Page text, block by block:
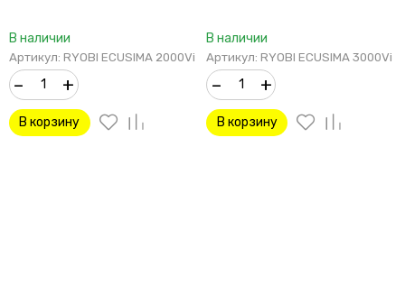
В наличии
Артикул: RYOBI ECUSIMA 2000Vi
– +
В корзину
В наличии
Артикул: RYOBI ECUSIMA 3000Vi
– +
В корзину